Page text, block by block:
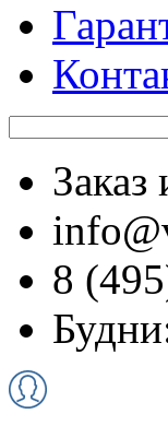
Заказ
8